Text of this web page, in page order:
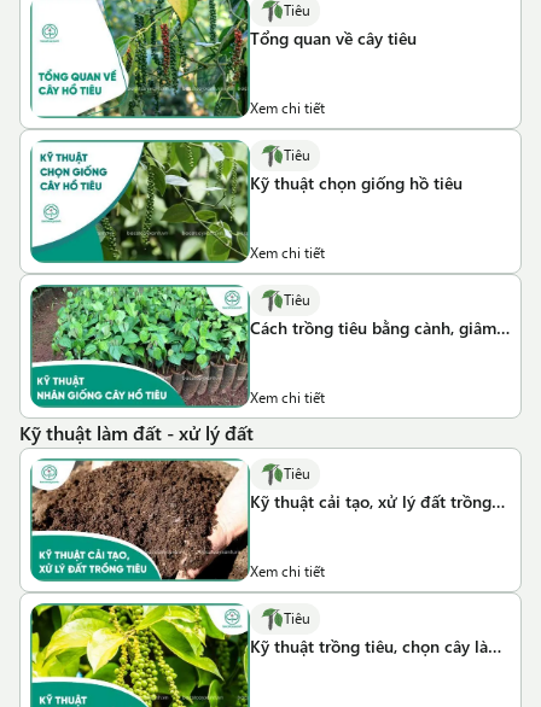
Tiêu
Tổng quan về cây tiêu
Xem chi tiết
Tiêu
Kỹ thuật chọn giống hồ tiêu
Xem chi tiết
Tiêu
Cách trồng tiêu bằng cành, giâm
Xem chi tiết
Kỹ thuật làm đất - xử lý đất
Tiêu
Kỹ thuật cải tạo, xử lý đất trồng
Xem chi tiết
Tiêu
Kỹ thuật trồng tiêu, chọn cây làm